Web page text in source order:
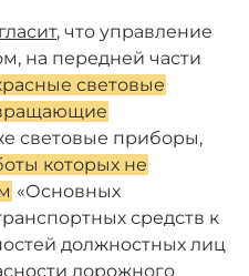
гласит, что управление
на передней части
световые
световые приборы,
которых не
«Основных
средств к
должностных лиц
дорожного